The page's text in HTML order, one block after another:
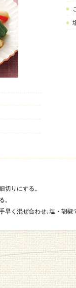
切りにする。
。
く混ぜ合わせ､塩・胡椒